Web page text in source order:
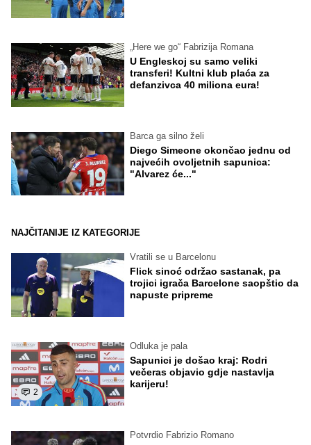
„Here we go“ Fabrizija Romana
U Engleskoj su samo veliki
transferi! Kultni klub plaća za
defanzivca 40 miliona eura!
Barca ga silno želi
Diego Simeone okončao jednu od
najvećih ovoljetnih sapunica:
"Alvarez će..."
NAJČITANIJE IZ KATEGORIJE
Vratili se u Barcelonu
Flick sinoć održao sastanak, pa
trojici igrača Barcelone saopštio da
napuste pripreme
2
Odluka je pala
Sapunici je došao kraj: Rodri
večeras objavio gdje nastavlja
karijeru!
Potvrdio Fabrizio Romano